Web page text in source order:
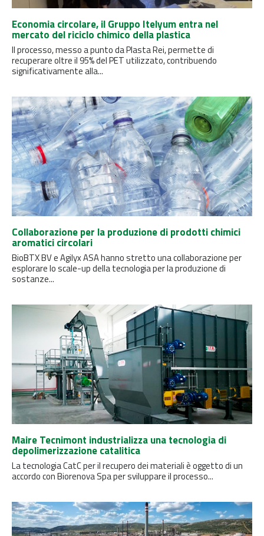
Economia circolare, il Gruppo Itelyum entra nel
mercato del riciclo chimico della plastica
Il processo, messo a punto da Plasta Rei, permette di
recuperare oltre il 95% del PET utilizzato, contribuendo
significativamente alla...
Collaborazione per la produzione di prodotti chimici
aromatici circolari
BioBTX BV e Agilyx ASA hanno stretto una collaborazione per
esplorare lo scale-up della tecnologia per la produzione di
sostanze...
Maire Tecnimont industrializza una tecnologia di
depolimerizzazione catalitica
La tecnologia CatC per il recupero dei materiali è oggetto di un
accordo con Biorenova Spa per sviluppare il processo...